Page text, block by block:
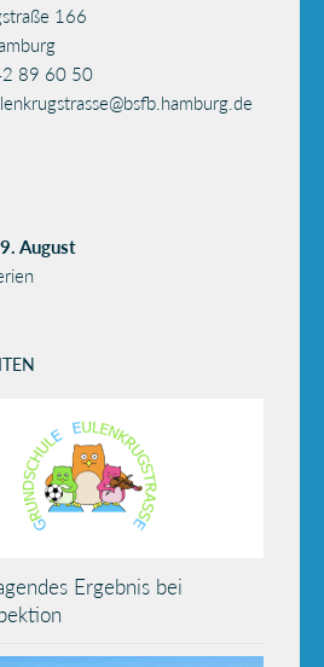
166
89 60 50
August
Ergebnis bei